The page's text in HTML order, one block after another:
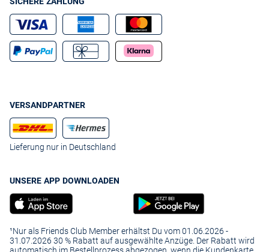
VERSANDPARTNER
Lieferung nur in Deutschland
UNSERE APP DOWNLOADEN
¹Nur als Friends Club Member erhältst Du vom 01.06.2026 -
31.07.2026 30 % Rabatt auf ausgewählte Anzüge. Der Rabatt wird
automatisch im Bestellprozess abgezogen, wenn die Kundenkarte